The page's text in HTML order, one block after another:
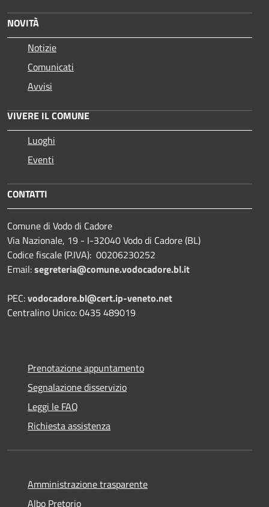
NOVITÀ
Notizie
Comunicati
Avvisi
VIVERE IL COMUNE
Luoghi
Eventi
CONTATTI
Comune di Vodo di Cadore
Via Nazionale, 19 - I-32040 Vodo di Cadore (BL)
Codice fiscale (P.IVA): 00206230252
Email:segreteria@comune.vodocadore.bl.it
PEC:vodocadore.bl@cert.ip-veneto.net
Centralino Unico: 0435 489019
Prenotazione appuntamento
Segnalazione disservizio
Leggi le FAQ
Richiesta assistenza
Amministrazione trasparente
Albo Pretorio